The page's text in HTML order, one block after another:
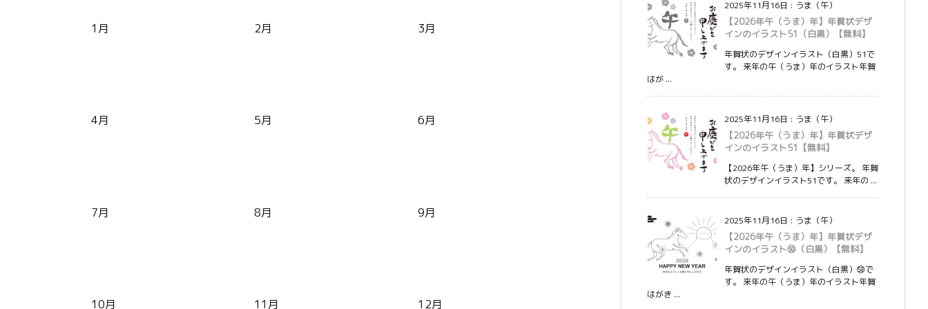
1月 2月 3月
4月 5月 6月
7月 8月 9月
10月 11月 12月
2025年11月16日 : うま（午）
【2026年午（うま）年】年賀状デザ
インのイラスト51（白黒）【無料】
年賀状のデザインイラスト（白黒）51で
す。 来年の午（うま）年のイラスト年賀
はが ...
2025年11月16日 : うま（午）
【2026年午（うま）年】年賀状デザ
インのイラスト51【無料】
【2026年午（うま）年】シリーズ。 年賀
状のデザインイラスト51です。 来年の ...
2025年11月16日 : うま（午）
【2026年午（うま）年】年賀状デザ
インのイラスト㊿（白黒）【無料】
年賀状のデザインイラスト（白黒）㊿で
す。 来年の午（うま）年のイラスト年賀
はがき ...